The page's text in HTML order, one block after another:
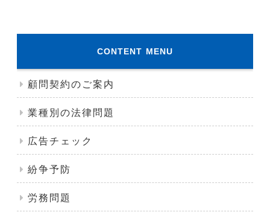
CONTENT MENU
顧問契約のご案内
業種別の法律問題
広告チェック
紛争予防
労務問題